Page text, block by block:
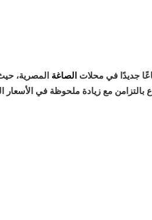
الصاغة
بالتزامن مع زيادة ملحوظة في الأسعار